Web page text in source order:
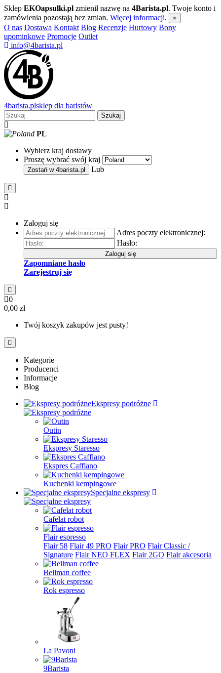
Sklep EKOapsulki.pl zmienił nazwę na 4Barista.pl. Twoje konto i
zamówienia pozostają bez zmian. Więcej informacji. ×
O nas Dostawa Kontakt Blog Recenzje Hurtowy Bony
upominkowe Promocje Outlet
info@4barista.pl
4barista.plsklep dla baristów
Szukaj
PL
Wybierz kraj dostawy
Proszę wybrać swój kraj
Zostań w 4barista.pl Lub
Zaloguj się
Adres poczty elektronicznej:
Hasło:
Zaloguj się
Zapomniane hasło
Zarejestruj się
0
0,00 zł
Twój koszyk zakupów jest pusty!
Kategorie
Producenci
Informacje
Blog
Ekspresy podróżne
Outin
Ekspresy Staresso
Ekspres Cafflano
Kuchenki kempingowe
Specjalne ekspresy
Cafelat robot
Flair espresso
Flair 58 Flair 49 PRO Flair PRO Flair Classic /
Signature Flair NEO FLEX Flair 2GO Flair akcesoria
Bellman coffee
Rok espresso
La Pavoni
9Barista